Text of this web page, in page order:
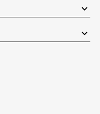
keyboard_arrow_down
keyboard_arrow_down